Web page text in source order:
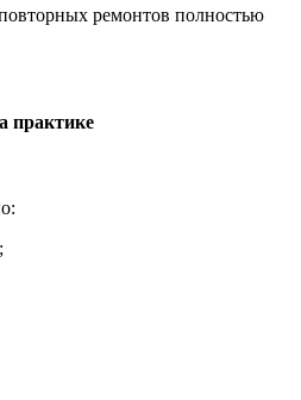
ремонтов полностью
практике